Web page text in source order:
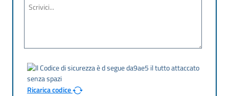
Ricarica codice